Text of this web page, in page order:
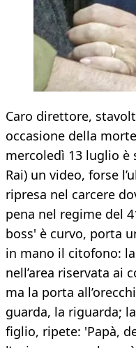
Caro direttore,
occasione della
mercoledì 13 luglio è
Rai) un video, forse
ripresa nel carcere
pena nel regime del
boss' è curvo, porta
in mano il citofono:
nell’area riservata ai
ma la porta
guarda, la riguarda;
figlio, ripete: 'Papà,